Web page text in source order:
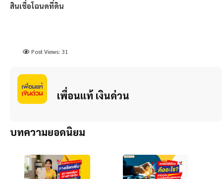
สินเชื่อโฉนดที่ดิน
Post Views: 31
เพื่อนแท้ เงินด่วน
บทความยอดนิยม